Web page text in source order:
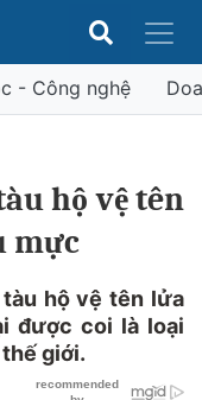
- Công nghệ
hộ vệ tên
mực
hộ vệ tên lửa
được coi là loại
giới.